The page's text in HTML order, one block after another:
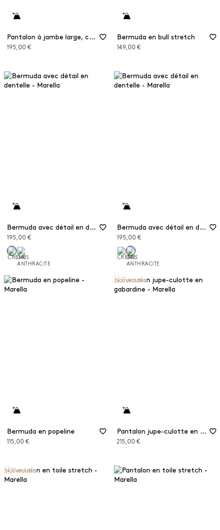
Pantalon à jambe large, coupe raccourcie
195,00 €
Bermuda en bull stretch
149,00 €
Bermuda avec détail en dentelle
195,00 €
Bermuda avec détail en dentelle
195,00 €
Bermuda en popeline
115,00 €
Nouveautés
Pantalon jupe-culotte en gabardine
215,00 €
Nouveautés